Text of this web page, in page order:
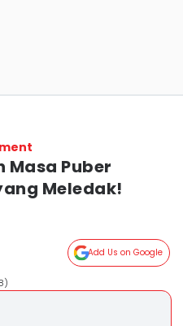
Masa Puber
Meledak!
Add Us on Google